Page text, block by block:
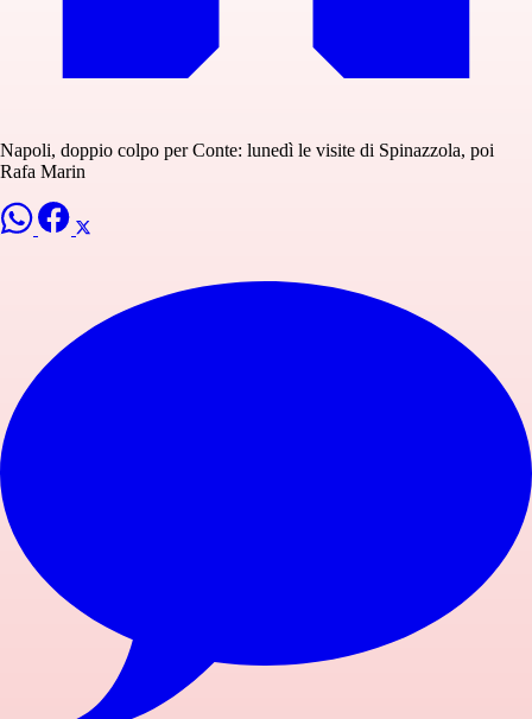
Napoli, doppio colpo per Conte: lunedì le visite di Spinazzola, poi
Rafa Marin